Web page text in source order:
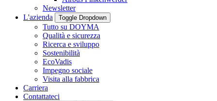
Newsletter
L'azienda
Toggle Dropdown
Tutto su DOYMA
Qualità e sicurezza
Ricerca e sviluppo
Sostenibilità
EcoVadis
Impegno sociale
Visita alla fabbrica
Carriera
Contattateci